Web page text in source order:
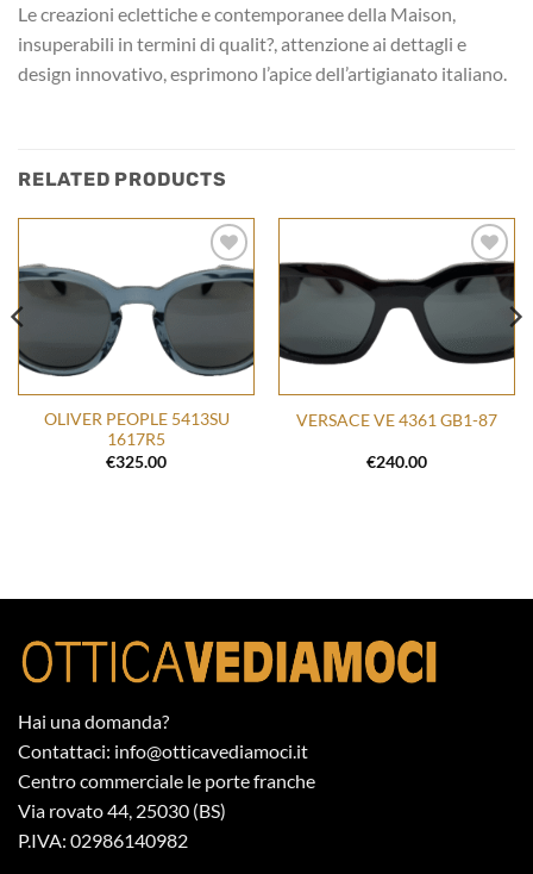
Le creazioni eclettiche e contemporanee della Maison,
insuperabili in termini di qualit?, attenzione ai dettagli e
design innovativo, esprimono l’apice dell’artigianato italiano.
RELATED PRODUCTS
Add to
wishlist
OLIVER PEOPLE 5413SU
1617R5
€325.00
Add to
wishlist
VERSACE VE 4361 GB1-87
€240.00
Hai una domanda?
Contattaci: info@otticavediamoci.it
Centro commerciale le porte franche
Via rovato 44, 25030 (BS)
P.IVA: 02986140982